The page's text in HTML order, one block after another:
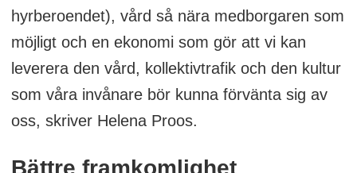
hyrberoendet), vård så nära medborgaren som
möjligt och en ekonomi som gör att vi kan
leverera den vård, kollektivtrafik och den kultur
som våra invånare bör kunna förvänta sig av
oss, skriver Helena Proos.
Bättre framkomlighet